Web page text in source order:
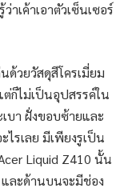
เค้าเอาตัวเซ็นเซอร์
ด้วยวัสดุสีโครเมี่ยม
ก็ไม่เป็นอุปสรรค์ใน
บา ฝั่งขอบซ้ายและ
ไรเลย มีเพียงรูเป็น
Liquid Z410 นั้น
ละด้านบนจะมีช่อง